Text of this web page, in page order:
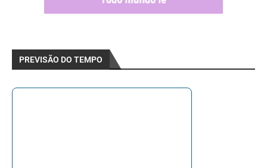
PREVISÃO DO TEMPO